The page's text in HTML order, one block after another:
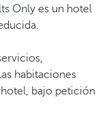
Only es un hotel
habitaciones
bajo petición